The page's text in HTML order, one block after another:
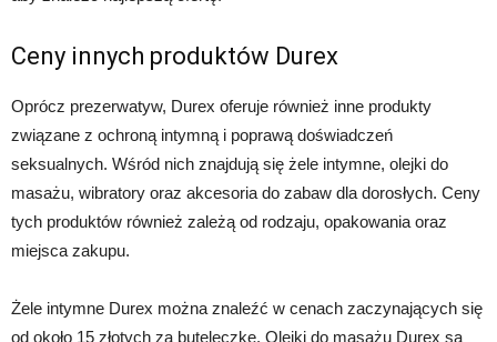
Ceny innych produktów Durex
Oprócz prezerwatyw, Durex oferuje również inne produkty
związane z ochroną intymną i poprawą doświadczeń
seksualnych. Wśród nich znajdują się żele intymne, olejki do
masażu, wibratory oraz akcesoria do zabaw dla dorosłych. Ceny
tych produktów również zależą od rodzaju, opakowania oraz
miejsca zakupu.
Żele intymne Durex można znaleźć w cenach zaczynających się
od około 15 złotych za buteleczkę. Olejki do masażu Durex są